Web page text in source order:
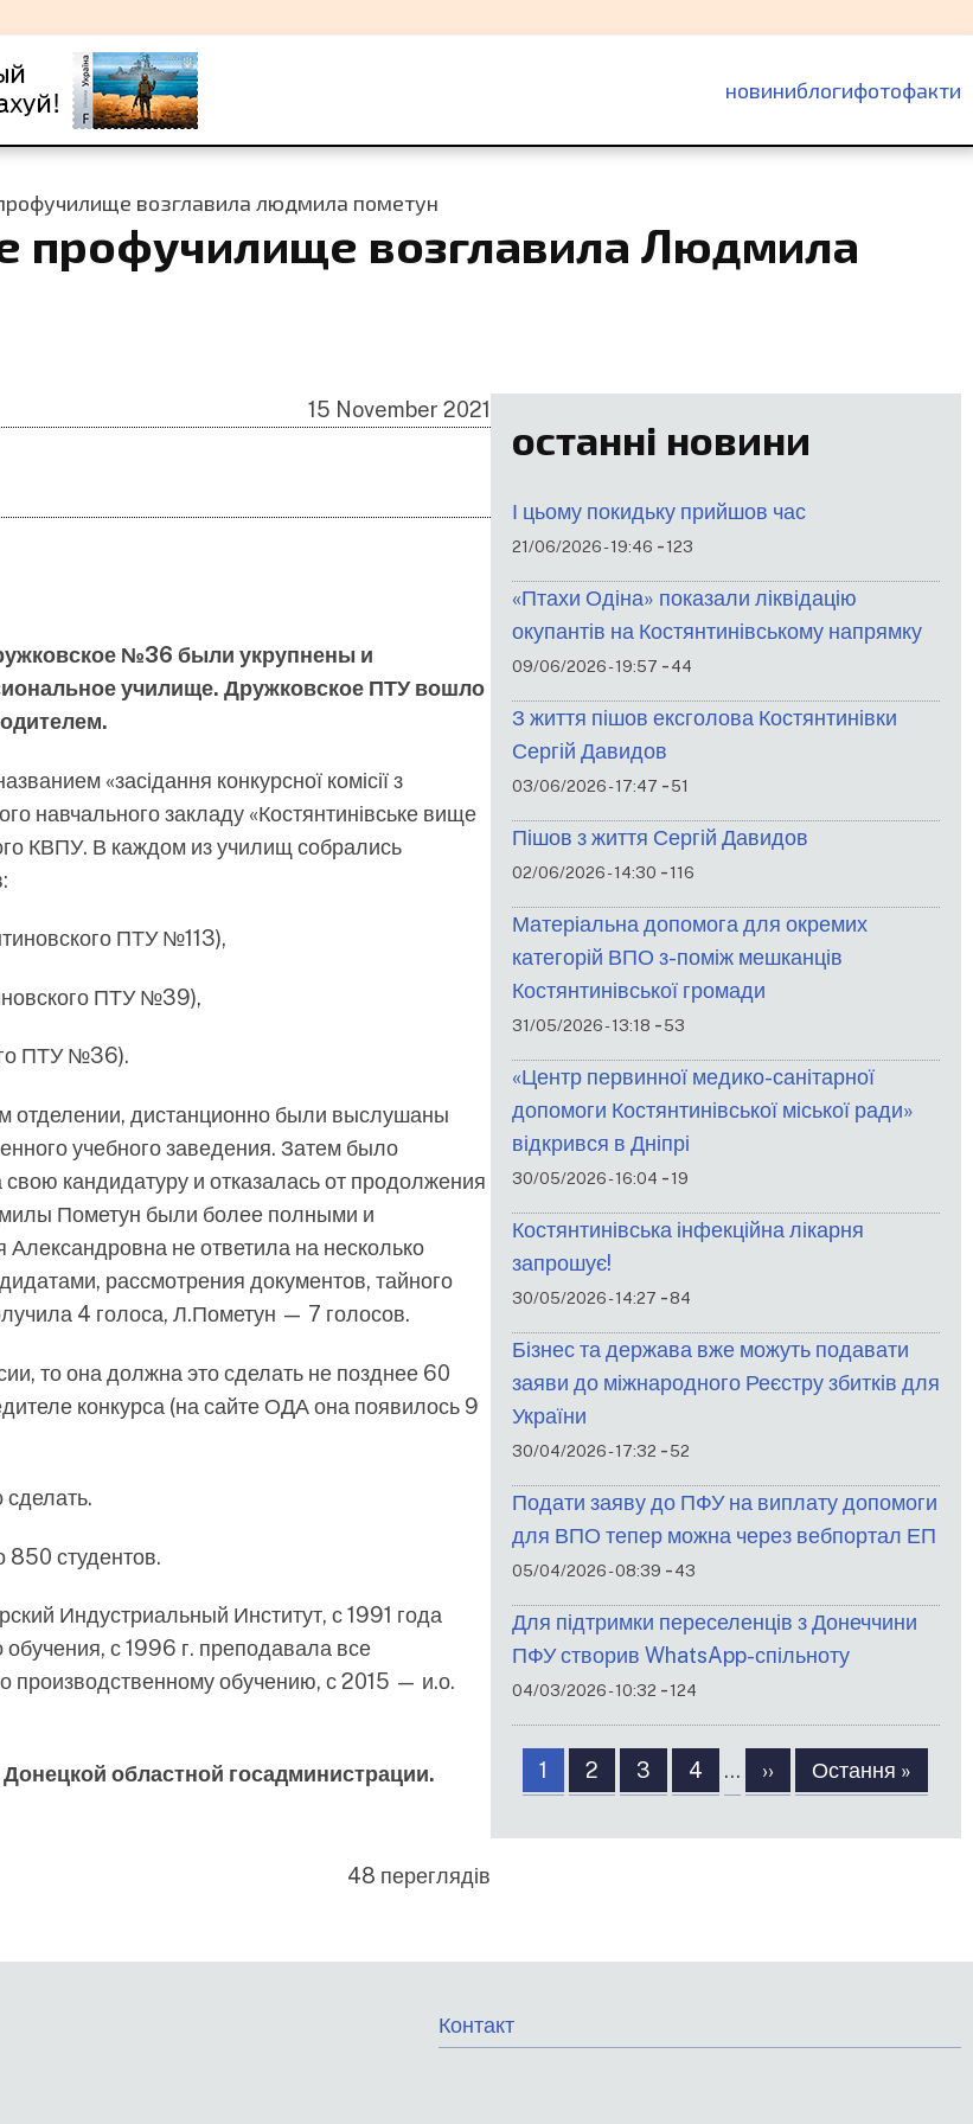
основна
навіґація
новиниблогифотофакти
возглавила людмила пометун
профучилище возглавила Людмила
15 November 2021
№36 были укрупнены и
училище. Дружковское ПТУ вошло
«засідання конкурсної комісії з
навчального закладу «Костянтинівське вище
КВПУ. В каждом из училищ собрались
ПТУ №113),
ПТУ №39),
ПТУ №36).
отделении, дистанционно были выслушаны
учебного заведения. Затем было
кандидатуру и отказалась от продолжения
Пометун были более полными и
не ответила на несколько
рассмотрения документов, тайного
4 голоса, Л.Пометун — 7 голосов.
то она должна это сделать не позднее 60
конкурса (на сайте ОДА она появилось 9
850 студентов.
Индустриальный Институт, с 1991 года
с 1996 г. преподавала все
производственному обучению, с 2015 — и.о.
областной госадминистрации.
48 переглядів
останні новини
І цьому покидьку прийшов час
21/06/2026 - 19:46 -123
«Птахи Одіна» показали ліквідацію
окупантів на Костянтинівському напрямку
09/06/2026 - 19:57 -44
З життя пішов ексголова Костянтинівки
Сергій Давидов
03/06/2026 - 17:47 -51
Пішов з життя Сергій Давидов
02/06/2026 - 14:30 -116
Матеріальна допомога для окремих
категорій ВПО з-поміж мешканців
Костянтинівської громади
31/05/2026 - 13:18 -53
«Центр первинної медико-санітарної
допомоги Костянтинівської міської ради»
відкрився в Дніпрі
30/05/2026 - 16:04 -19
Костянтинівська інфекційна лікарня
запрошує!
30/05/2026 - 14:27 -84
Бізнес та держава вже можуть подавати
заяви до міжнародного Реєстру збитків для
України
30/04/2026 - 17:32 -52
Подати заяву до ПФУ на виплату допомоги
для ВПО тепер можна через вебпортал ЕП
05/04/2026 - 08:39 -43
Для підтримки переселенців з Донеччини
ПФУ створив WhatsApp-спільноту
04/03/2026 - 10:32 -124
Розбивка
наСторінка
1 Сторінка
2 Сторінка
3 Сторінка
4 …
Наступна
сторінка
››
Остання
сторінка
Остання »
меню
Контакт